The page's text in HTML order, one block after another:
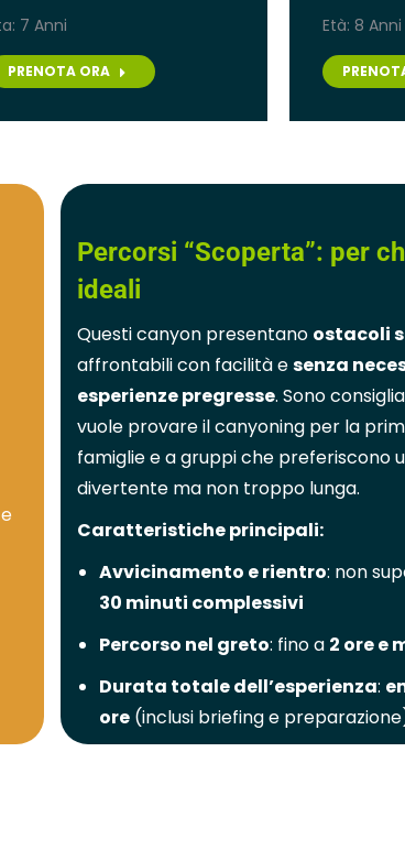
7 Anni
PRENOTA ORA
Età: 8 Anni
Percorsi “Scoperta”: per
ideali
Questi canyon presentano ostacoli
affrontabili con facilità esenza
esperienze pregresse. Sono
vuole provare il canyoning per la
famiglie e a gruppi che preferiscono
divertente ma non troppo lunga.
Caratteristiche principali:
Avvicinamento e rientro: non
30 minuti complessivi
Percorso nel greto: fino a 2 ore e
Durata totale dell’esperienza:
ore(inclusi briefing e